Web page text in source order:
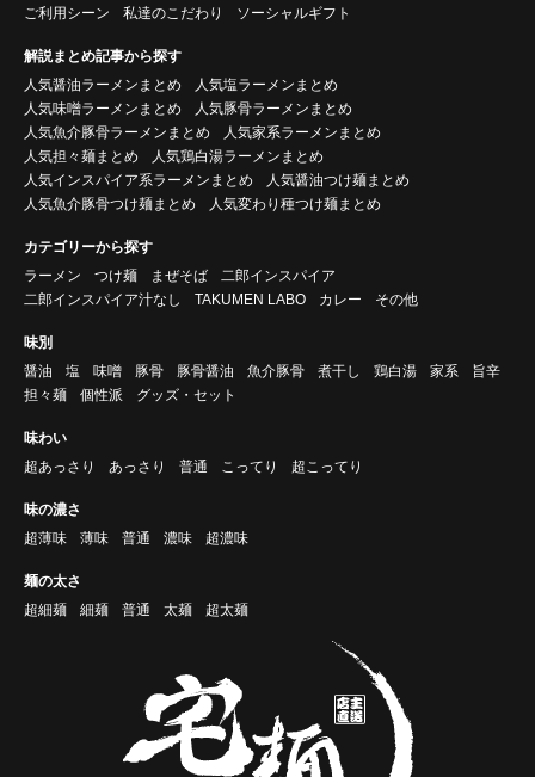
ご利用シーン
私達のこだわり ソーシャルギフト
解説まとめ記事から探す
人気醤油ラーメンまとめ
人気塩ラーメンまとめ
人気味噌ラーメンまとめ
人気豚骨ラーメンまとめ
人気魚介豚骨ラーメンまとめ
人気家系ラーメンまとめ
人気担々麺まとめ
人気鶏白湯ラーメンまとめ
人気インスパイア系ラーメンまとめ
人気醤油つけ麺まとめ
人気魚介豚骨つけ麺まとめ
人気変わり種つけ麺まとめ
カテゴリーから探す
ラーメン
つけ麺 まぜそば
二郎インスパイア
二郎インスパイア汁なし
TAKUMEN LABO カレー その他
味別
醤油
塩 味噌 豚骨 豚骨醤油 魚介豚骨 煮干し 鶏白湯 家系
旨辛
担々麺
個性派 グッズ・セット
味わい
超あっさり
あっさり 普通 こってり 超こってり
味の濃さ
超薄味
薄味 普通 濃味 超濃味
麺の太さ
超細麺
細麺 普通 太麺 超太麺